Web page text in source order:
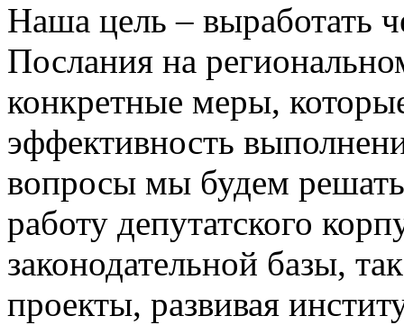
Наша цель – выработать
Послания на
конкретные меры,
эффективность
вопросы мы будем
работу депутатского
законодательной базы,
проекты, развивая